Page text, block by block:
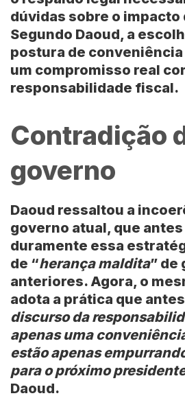
dúvidas sobre o impacto
Segundo Daoud, a
postura de conveniência
um compromisso real
responsabilidade fiscal.
Contradição
governo
Daoud ressaltou a
governo atual, que
duramente essa
de “herança maldita” de
anteriores. Agora, o
adota a prática que
discurso da
apenas uma
estão apenas
para o próximo
Daoud.